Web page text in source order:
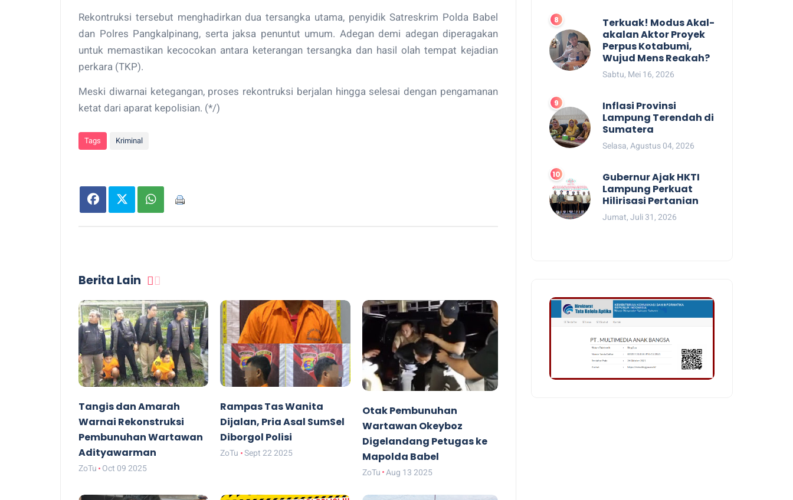
Rekontruksi tersebut menghadirkan dua tersangka utama, penyidik Satreskrim Polda Babel
dan Polres Pangkalpinang, serta jaksa penuntut umum. Adegan demi adegan diperagakan
untuk memastikan kecocokan antara keterangan tersangka dan hasil olah tempat kejadian
perkara (TKP).
Meski diwarnai ketegangan, proses rekontruksi berjalan hingga selesai dengan pengamanan
ketat dari aparat kepolisian. (*/)
Tags Kriminal
Berita Lain
Tangis dan Amarah
Warnai Rekonstruksi
Pembunuhan Wartawan
Adityawarman
ZoTu Oct 09 2025
Rampas Tas Wanita
Dijalan, Pria Asal SumSel
Diborgol Polisi
ZoTu Sept 22 2025
Otak Pembunuhan
Wartawan Okeyboz
Digelandang Petugas ke
Mapolda Babel
ZoTu Aug 13 2025
Terkuak! Modus Akal-
akalan Aktor Proyek
Perpus Kotabumi,
Wujud Mens Reakah?
Sabtu, Mei 16, 2026
Inflasi Provinsi
Lampung Terendah di
Sumatera
Selasa, Agustus 04, 2026
Gubernur Ajak HKTI
Lampung Perkuat
Hilirisasi Pertanian
Jumat, Juli 31, 2026